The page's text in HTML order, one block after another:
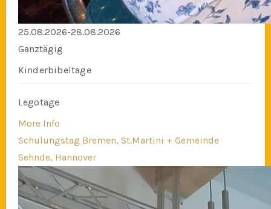
25.08.2026-28.08.2026
Ganztägig
Kinderbibeltage
Legotage
More Info
Schulungstag Bremen, St.Martini + Gemeinde
Sehnde, Hannover